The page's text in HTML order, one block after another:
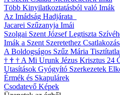
Több Kinyilatkoztatásból való Imák
Az Imádság Hadjárata
Jacarei Szűzanyja Imái
Szolgai Szent József Legtiszta
Imák a Szent Szeretethez
A Boldogságos Szűz Mária
† † † A Mi Urunk Jézus Krisztus 24
Utasítások Gyógyító Szerkezetek
Érmék és Skapulárek
Csodatevő Képek